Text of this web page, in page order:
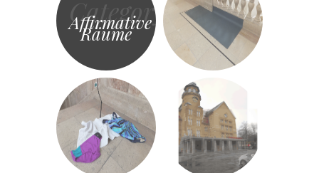
Category
Affirmative
Räume